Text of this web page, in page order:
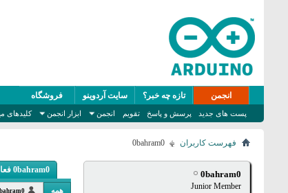
انجمن
پست های جدید پرسش و پاسخ تقویم انجمن ابزار انجمن کلیدهای
تازه چه خبر؟ سایت آردوینو فروشگاه
فهرست کاربران 0bahram0
0bahram0
Junior Member
0bahram0 فعالیت
همه